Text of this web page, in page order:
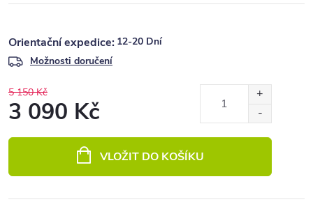
12-20 Dní
Možnosti doručení
5 150 Kč
3 090 Kč
VLOŽIT DO KOŠÍKU